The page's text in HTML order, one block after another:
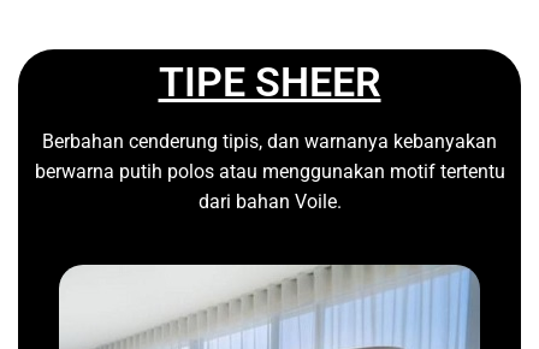
TIPE SHEER
Berbahan cenderung tipis, dan warnanya kebanyakan
berwarna putih polos atau menggunakan motif tertentu
dari bahan Voile.